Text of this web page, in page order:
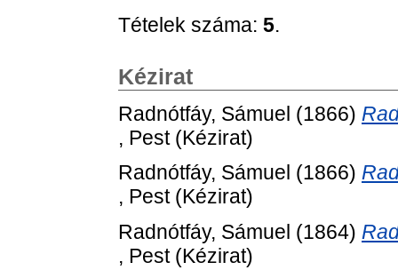
Tételek száma: 5.
Kézirat
Radnótfáy, Sámuel (1866)
, Pest (Kézirat)
Radnótfáy, Sámuel (1866)
, Pest (Kézirat)
Radnótfáy, Sámuel (1864)
, Pest (Kézirat)